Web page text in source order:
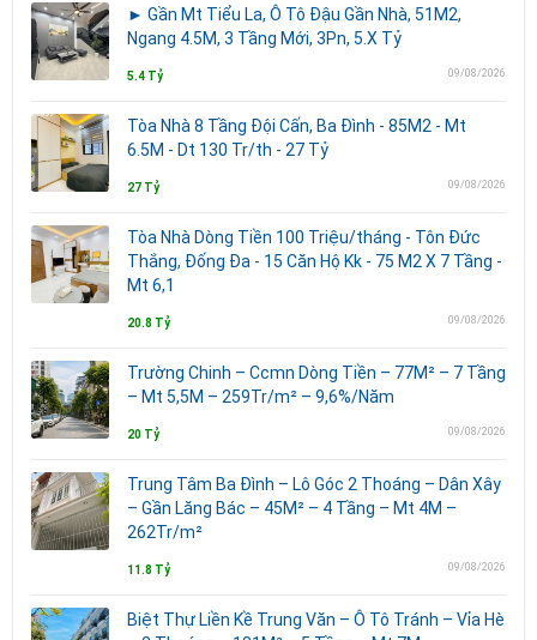
► Gần Mt Tiểu La, Ô Tô Đậu Gần Nhà, 51M2,
Ngang 4.5M, 3 Tầng Mới, 3Pn, 5.X Tỷ
5.4 Tỷ 09/08/2026
Tòa Nhà 8 Tầng Đội Cấn, Ba Đình - 85M2 - Mt
6.5M - Dt 130 Tr/th - 27 Tỷ
27 Tỷ 09/08/2026
Tòa Nhà Dòng Tiền 100 Triệu/tháng - Tôn Đức
Thắng, Đống Đa - 15 Căn Hộ Kk - 75 M2 X 7 Tầng -
Mt 6,1
20.8 Tỷ 09/08/2026
Trường Chinh – Ccmn Dòng Tiền – 77M² – 7 Tầng
– Mt 5,5M – 259Tr/m² – 9,6%/Năm
20 Tỷ 09/08/2026
Trung Tâm Ba Đình – Lô Góc 2 Thoáng – Dân Xây
– Gần Lăng Bác – 45M² – 4 Tầng – Mt 4M –
262Tr/m²
11.8 Tỷ 09/08/2026
Biệt Thự Liền Kề Trung Văn – Ô Tô Tránh – Vỉa Hè